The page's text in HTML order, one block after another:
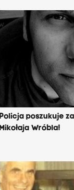
Policja poszukuje
Mikołaja Wróbla!